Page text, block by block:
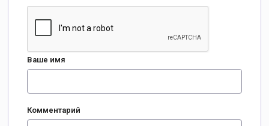
Ваше имя
Комментарий